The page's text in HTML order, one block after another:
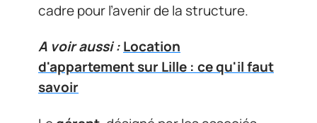
cadre pour l’avenir de la structure.
A voir aussi :Location
d'appartement sur Lille : ce qu'il faut
savoir